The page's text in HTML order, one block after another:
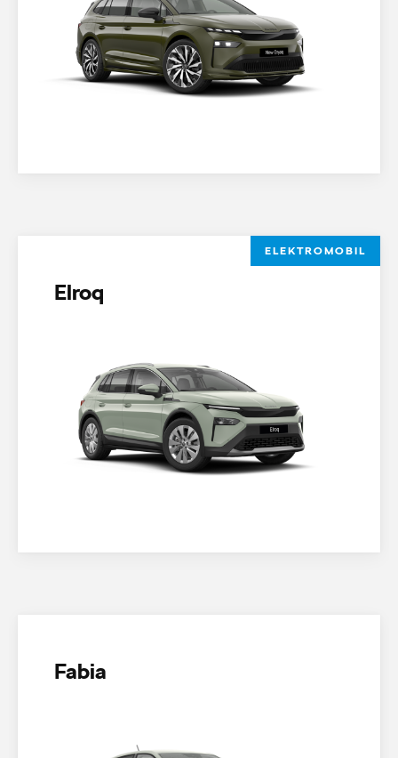
ELEKTROMOBIL
Elroq
Fabia